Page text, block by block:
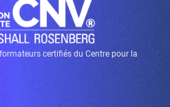
certifiés du Centre pour la